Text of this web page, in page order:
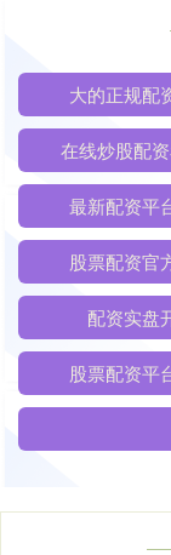
大的正规配
在线炒股配
最新配资平
股票配资官
配资实盘
股票配资平